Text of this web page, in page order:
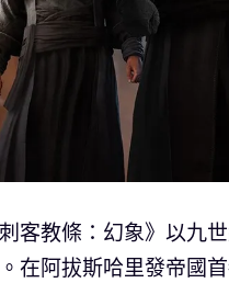
客教條：幻象》以九
在阿拔斯哈里發帝國